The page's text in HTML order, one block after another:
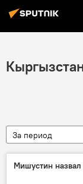
За период
Мишустин